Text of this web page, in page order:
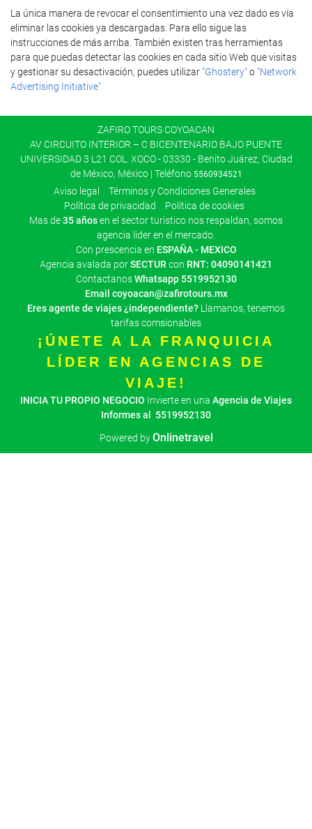
La única manera de revocar el consentimiento una vez dado es vía
eliminar las cookies ya descargadas. Para ello sigue las
instrucciones de más arriba. También existen tras herramientas
para que puedas detectar las cookies en cada sitio Web que visitas
y gestionar su desactivación, puedes utilizar "Ghostery"o "Network
Advertising Initiative"
ZAFIRO TOURS COYOACAN
AV CIRCUITO INTERIOR – C BICENTENARIO BAJO PUENTE
UNIVERSIDAD 3 L21 COL. XOCO - 03330 - Benito Juárez, Ciudad
de México, México | Teléfono 5560934521
Aviso legal
Términos y Condiciones Generales
Polí­tica de privacidad
Política de cookies
Mas de35 añosen el sector turistico nos respaldan, somos
agencia lider en el mercado.
Con prescencia en ESPAÑA - MEXICO
Agencia avalada porSECTUR con RNT: 04090141421
ContactanosWhatsapp 5519952130
Email coyoacan@zafirotours.mx
Eres agente de viajes ¿independiente? Llamanos, tenemos
tarifas comsionables
¡ÚNETE A LA FRANQUICIA
LÍDER EN AGENCIAS DE
VIAJE!
INICIA TU PROPIO NEGOCIO Invierte en una Agencia de Viajes
Informes al 5519952130
Powered byOnlinetravel